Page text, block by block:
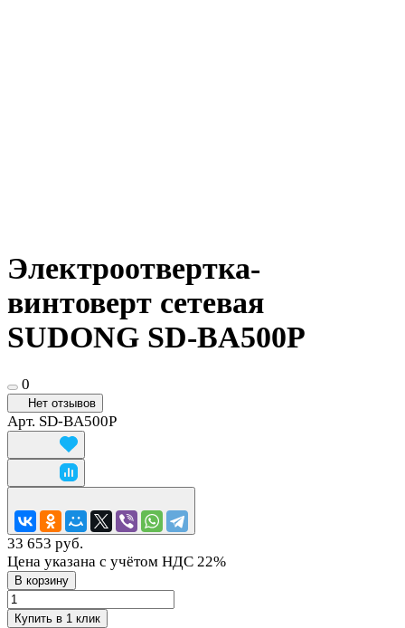
Электроотвертка-
винтоверт сетевая
SUDONG SD-BA500P
0
Нет отзывов
Арт. SD-BA500P
33 653 руб.
Цена указана с учётом НДС 22%
В корзину
Купить в 1 клик